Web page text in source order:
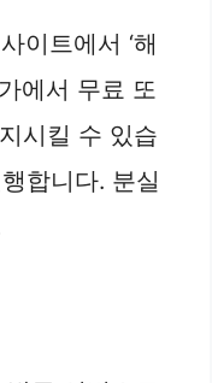
이트에서 ‘해
에서 무료 또
시킬 수 있습
합니다. 분실